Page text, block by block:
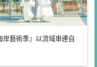
藝術季』以流域串連自